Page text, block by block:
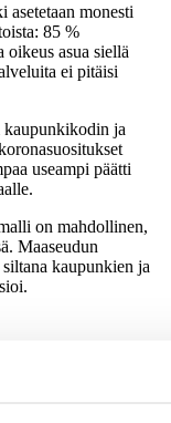
asetetaan monesti
85 %
oikeus asua siellä
ei pitäisi
ja
useampi päätti
on mahdollinen,
Maaseudun
kaupunkien ja